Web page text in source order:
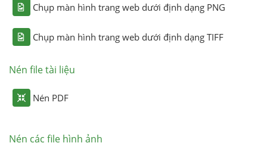
Chụp màn hình trang web dưới định dạng PNG
Chụp màn hình trang web dưới định dạng TIFF
Nén file tài liệu
Nén PDF
Nén các file hình ảnh